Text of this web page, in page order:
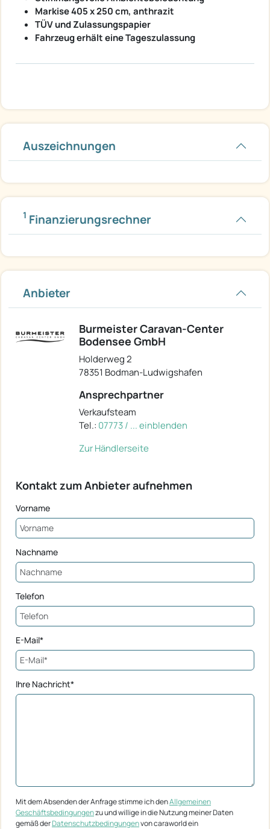
Markise 405 x 250 cm, anthrazit
TÜV und Zulassungspapier
Fahrzeug erhält eine Tageszulassung
Auszeichnungen
1 Finanzierungsrechner
Anbieter
Burmeister Caravan-Center
Bodensee GmbH
Holderweg 2
78351 Bodman-Ludwigshafen
Ansprechpartner
Verkaufsteam
Tel.: 07773 / ... einblenden
Zur Händlerseite
Kontakt zum Anbieter aufnehmen
Vorname
Nachname
Telefon
E-Mail*
Ihre Nachricht*
Mit dem Absenden der Anfrage stimme ich denAllgemeinen
Geschäftsbedingungenzu und willige in die Nutzung meiner Daten
gemäß derDatenschutzbedingungenvon caraworld ein